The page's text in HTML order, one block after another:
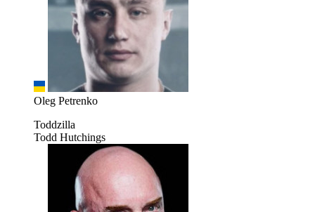
Oleg Petrenko
Toddzilla
Todd Hutchings